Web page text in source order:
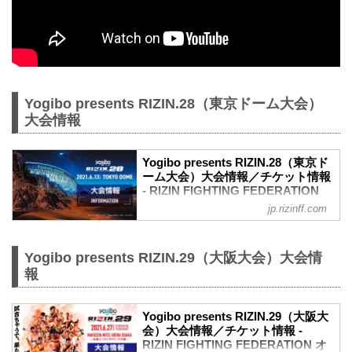
Yogibo presents RIZIN.28（東京ドーム大会）
大会情報
Yogibo presents RIZIN.28（東京ド
ーム大会）大会情報／チケット情報
- RIZIN FIGHTING FEDERATION
のお知らせ
席→A席に変更となりました。
客様には当日差額をご返金致します。恐
れ入りますが入場時にお近くの係員にお
申し出下さいますよう、お願い致しま
jp.rizinff.com
Yogibo presents RIZIN.29（大阪大会）大会情
報
Yogibo presents RIZIN.29（大阪大
会）大会情報／チケット情報 -
RIZIN FIGHTING FEDERATION オ